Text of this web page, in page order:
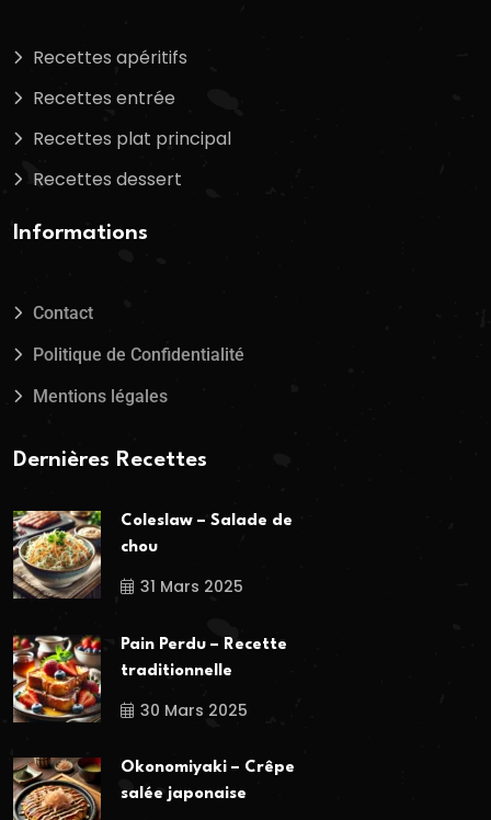
Recettes apéritifs
Recettes entrée
Recettes plat principal
Recettes dessert
Informations
Contact
Politique de Confidentialité
Mentions légales
Dernières Recettes
Coleslaw – Salade de
chou
31 Mars 2025
Pain Perdu – Recette
traditionnelle
30 Mars 2025
Okonomiyaki – Crêpe
salée japonaise